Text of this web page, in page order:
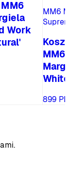
Work
MM6
MM6
White
899